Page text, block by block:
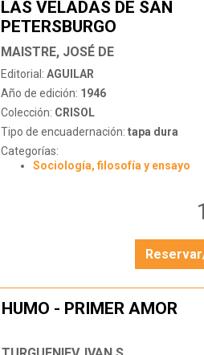
LAS VELADAS DE SAN
PETERSBURGO
MAISTRE, JOSÉ DE
Editorial: AGUILAR
Año de edición: 1946
Colección: CRISOL
Tipo de encuadernación: tapa dura
Categorías:
Sociología, filosofía y ensayo
HUMO - PRIMER AMOR